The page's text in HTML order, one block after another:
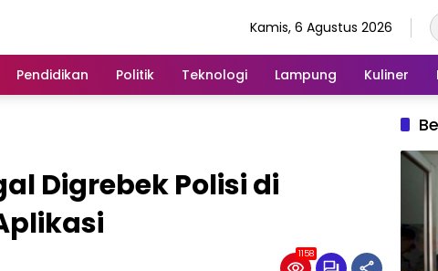
Kamis, 6 Agustus 2026
Pendidikan Politik Teknologi Lampung Kuliner
Digrebek Polisi di
1158